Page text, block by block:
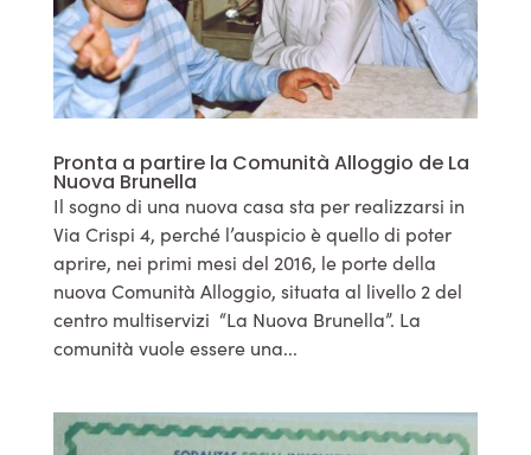
Pronta a partire la Comunità Alloggio de La
Nuova Brunella
Il sogno di una nuova casa sta per realizzarsi in
Via Crispi 4, perché l’auspicio è quello di poter
aprire, nei primi mesi del 2016, le porte della
nuova Comunità Alloggio, situata al livello 2 del
centro multiservizi “La Nuova Brunella”. La
comunità vuole essere una...